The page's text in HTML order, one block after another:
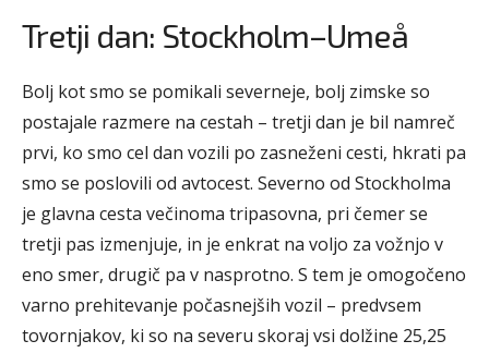
Tretji dan: Stockholm–Umeå
Bolj kot smo se pomikali severneje, bolj zimske so
postajale razmere na cestah – tretji dan je bil namreč
prvi, ko smo cel dan vozili po zasneženi cesti, hkrati pa
smo se poslovili od avtocest. Severno od Stockholma
je glavna cesta večinoma tripasovna, pri čemer se
tretji pas izmenjuje, in je enkrat na voljo za vožnjo v
eno smer, drugič pa v nasprotno. S tem je omogočeno
varno prehitevanje počasnejših vozil – predvsem
tovornjakov, ki so na severu skoraj vsi dolžine 25,25